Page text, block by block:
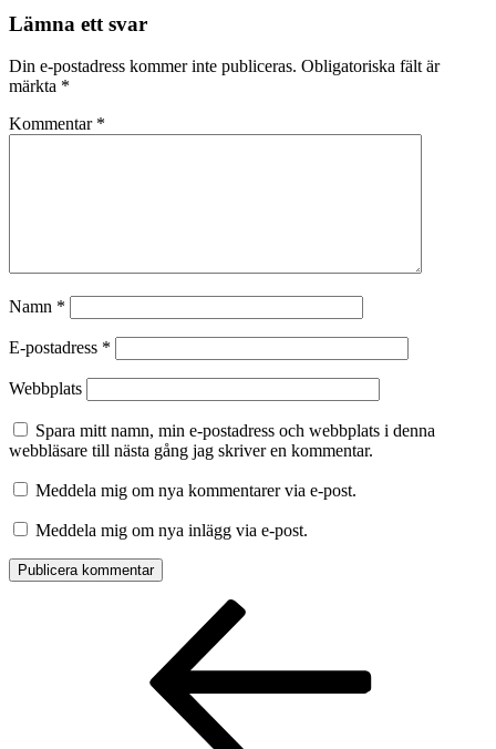
Lämna ett svar
Din e-postadress kommer inte publiceras. Obligatoriska fält är
märkta *
Kommentar *
Namn *
E-postadress *
Webbplats
Spara mitt namn, min e-postadress och webbplats i denna
webbläsare till nästa gång jag skriver en kommentar.
Meddela mig om nya kommentarer via e-post.
Meddela mig om nya inlägg via e-post.
Inläggsnavigering